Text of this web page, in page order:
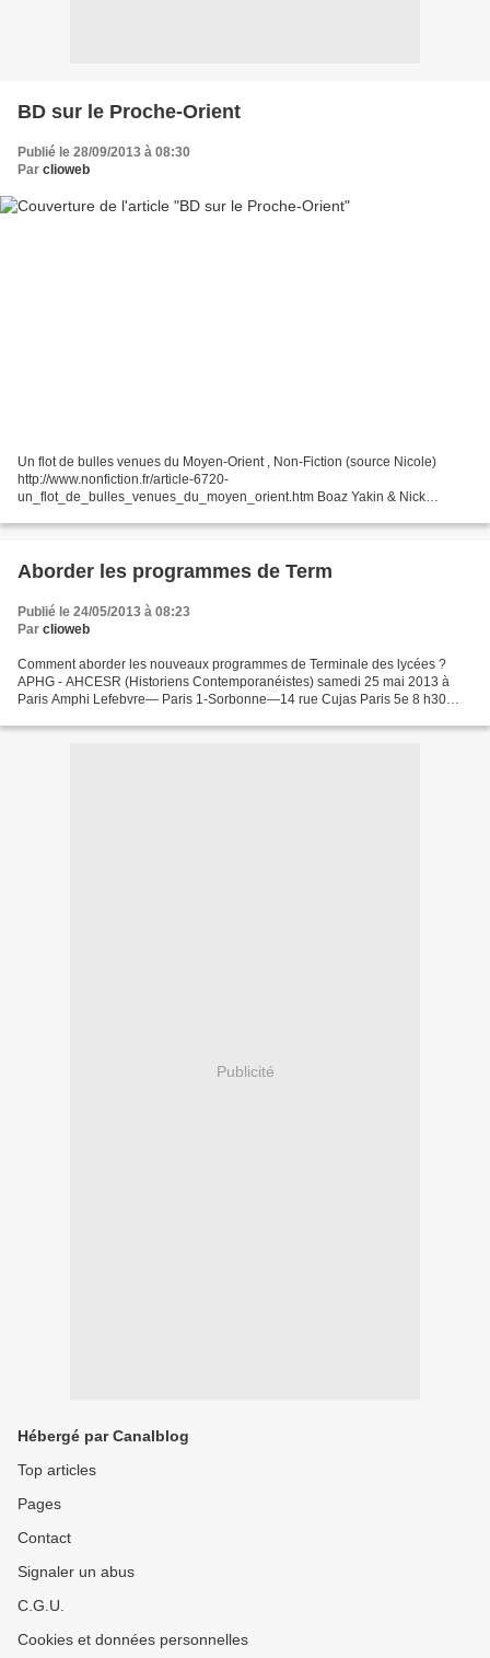
BD sur le Proche-Orient
Publié le 28/09/2013 à 08:30
Par clioweb
Un flot de bulles venues du Moyen-Orient , Non-Fiction (source Nicole)
http://www.nonfiction.fr/article-6720-
un_flot_de_bulles_venues_du_moyen_orient.htm Boaz Yakin & Nick
http://www.culturewok.com/lewokentravaux/book/object/64086...
Aborder les programmes de Term
Publié le 24/05/2013 à 08:23
Par clioweb
Comment aborder les nouveaux programmes de Terminale des lycées ?
APHG - AHCESR (Historiens Contemporanéistes) samedi 25 mai 2013 à
Paris Amphi Lefebvre— Paris 1-Sorbonne—14 rue Cujas Paris 5e 8 h30
Publicité
Hébergé par Canalblog
Top articles
Pages
Contact
Signaler un abus
C.G.U.
Cookies et données personnelles